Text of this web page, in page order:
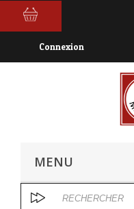
Connexion
MENU